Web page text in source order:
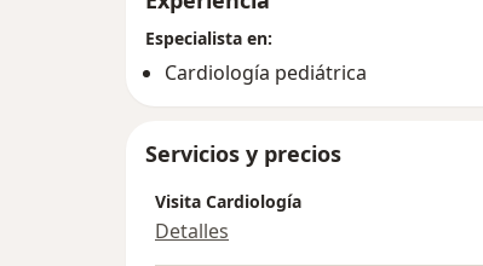
Especialista en:
Cardiología pediátrica
Servicios y precios
Visita Cardiología
Detalles